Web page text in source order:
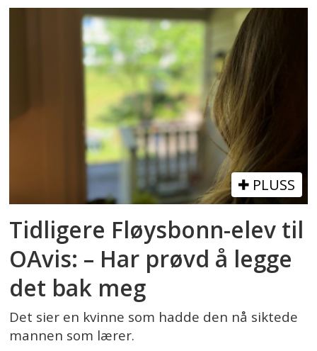
PLUSS
Tidligere Fløysbonn-elev til
OAvis: – Har prøvd å legge
det bak meg
Det sier en kvinne som hadde den nå siktede
mannen som lærer.